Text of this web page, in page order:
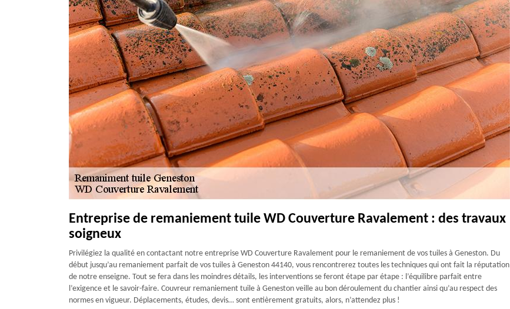
Entreprise de remaniement tuile WD Couverture Ravalement : des travaux
soigneux
Privilégiez la qualité en contactant notre entreprise WD Couverture Ravalement pour le remaniement de vos tuiles à Geneston. Du
début jusqu’au remaniement parfait de vos tuiles à Geneston 44140, vous rencontrerez toutes les techniques qui ont fait la réputation
de notre enseigne. Tout se fera dans les moindres détails, les interventions se feront étape par étape : l’équilibre parfait entre
l’exigence et le savoir-faire. Couvreur remaniement tuile à Geneston veille au bon déroulement du chantier ainsi qu’au respect des
normes en vigueur. Déplacements, études, devis… sont entièrement gratuits, alors, n’attendez plus !